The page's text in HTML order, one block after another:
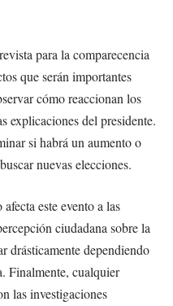
para la comparecencia
que serán importantes
cómo reaccionan los
explicaciones del presidente.
si habrá un aumento o
nuevas elecciones.
este evento a las
ciudadana sobre la
drásticamente dependiendo
Finalmente, cualquier
las investigaciones